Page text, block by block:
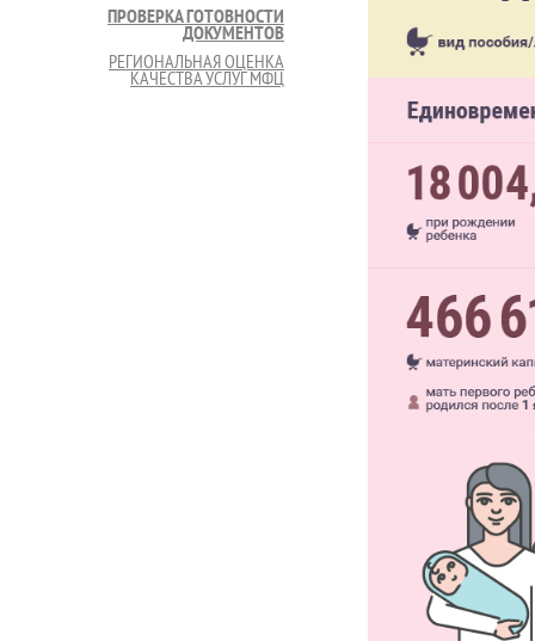
ПРОВЕРКА ГОТОВНОСТИ
ДОКУМЕНТОВ
РЕГИОНАЛЬНАЯ ОЦЕНКА
КАЧЕСТВА УСЛУГ МФЦ